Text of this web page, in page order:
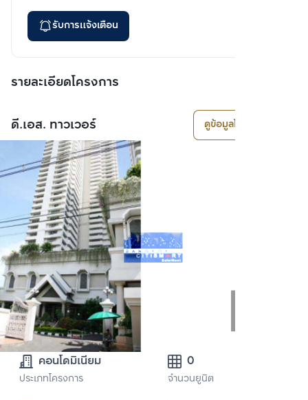
รับการแจ้งเตือน
รายละเอียดโครงการ
ดี.เอส. ทาวเวอร์ ดูข้อมูลโครงการ
คอนโดมิเนียม
ประเภทโครงการ
0
จำนวนยูนิต